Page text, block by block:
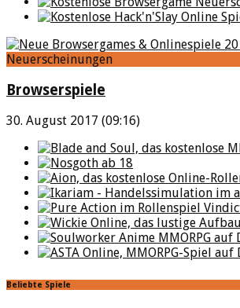
Neuerscheinungen
Browserspiele
30. August 2017 (09:16)
Beliebte Spiele